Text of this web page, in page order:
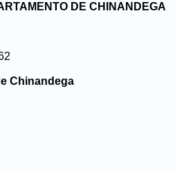
DE CHINANDEGA
Chinandega